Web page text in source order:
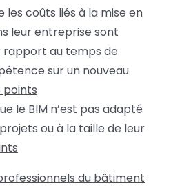
les coûts liés à la mise en
leur entreprise sont
au temps de
sur un nouveau
points
le BIM n’est pas adapté
ou à la taille de leur
du bâtiment